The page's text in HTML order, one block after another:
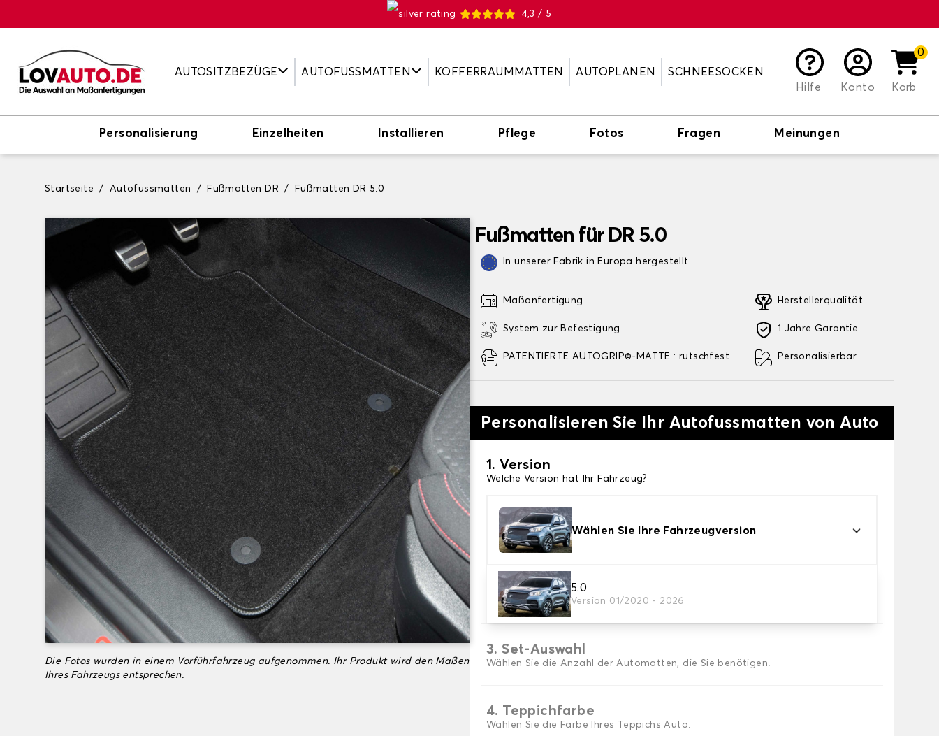
4,3 / 5
AUTOSITZBEZÜGE AUTOFUSSMATTEN KOFFERRAUMMATTEN AUTOPLANEN
SCHNEESOCKEN
Hilfe
Konto
0
Korb
Personalisierung Einzelheiten Installieren Pflege Fotos Fragen Meinungen
Startseite Autofussmatten Fußmatten DR Fußmatten DR 5.0
Die Fotos wurden in einem Vorführfahrzeug aufgenommen. Ihr Produkt wird den Maßen
Ihres Fahrzeugs entsprechen.
Fußmatten für DR 5.0
In unserer Fabrik in Europa hergestellt
Maßanfertigung
System zur Befestigung
PATENTIERTE AUTOGRIP©-MATTE : rutschfest
Herstellerqualität
1 Jahre Garantie
Personalisierbar
Personalisieren Sie Ihr Autofussmatten von Auto
1. Version
Welche Version hat Ihr Fahrzeug?
Wählen Sie Ihre Fahrzeugversion
5.0
Version 01/2020 - 2026
2. Material
Wählen Sie das Material Ihres Autofussmatten
3. Set-Auswahl
Wählen Sie die Anzahl der Automatten, die Sie benötigen.
4. Teppichfarbe
Wählen Sie die Farbe Ihres Teppichs Auto.